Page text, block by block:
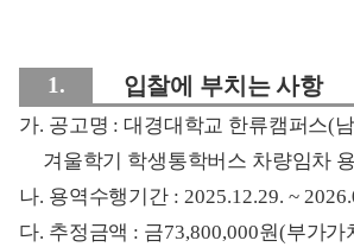
1. 입찰에 부치는 사항
가. 공고명 :대경대학교 한류캠퍼스(
겨울학기 학생통학버스 차량임차
나. 용역수행기간 : 2025.12.29. ~
다. 추정금액 : 금73,800,000원(부가가